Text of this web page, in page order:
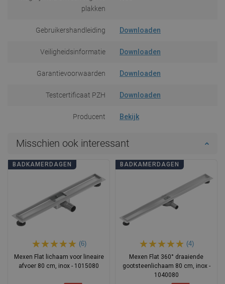
plakken
Gebruikershandleiding Downloaden
Veiligheidsinformatie Downloaden
Garantievoorwaarden Downloaden
Testcertificaat PZH Downloaden
Producent Bekijk
Misschien ook interessant
BADKAMERDAGEN
(6)
Mexen Flat lichaam voor lineaire
afvoer 80 cm, inox - 1015080
BADKAMERDAGEN
(4)
Mexen Flat 360° draaiende
gootsteenlichaam 80 cm, inox -
1040080